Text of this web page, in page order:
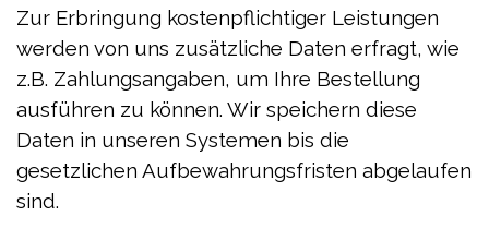
Zur Erbringung kostenpflichtiger Leistungen
werden von uns zusätzliche Daten erfragt, wie
z.B. Zahlungsangaben, um Ihre Bestellung
ausführen zu können. Wir speichern diese
Daten in unseren Systemen bis die
gesetzlichen Aufbewahrungsfristen abgelaufen
sind.